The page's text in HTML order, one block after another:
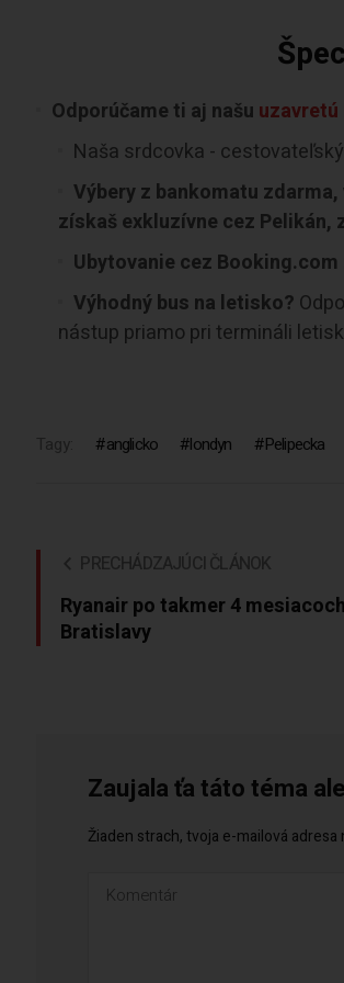
Odporúčame ti aj našu uzavretú
Naša srdcovka -
Výbery z bankomatu
získaš exkluzívne cez Pelikán,
Ubytovanie cez
Výhodný bus na letisko?
nástup priamo pri termináli
Tagy: anglicko londyn Pelipecka
PRECHÁDZAJÚCI ČLÁNOK
Ryanair po takmer 4
Bratislavy
Zaujala ťa táto téma
Žiaden strach, tvoja e-mailová